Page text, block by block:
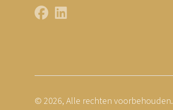
© 2026, Alle rechten voorbehouden.